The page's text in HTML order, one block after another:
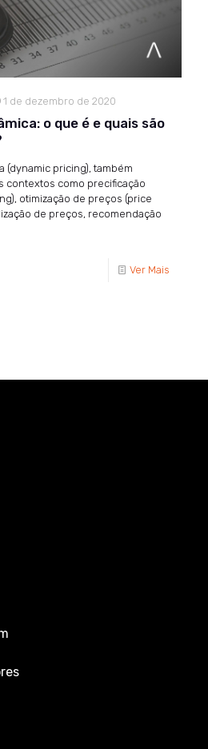
1 de dezembro de 2020
o que é e quais são
(dynamic pricing), também
contextos como precificação
otimização de preços (price
de preços, recomendação
Ver Mais